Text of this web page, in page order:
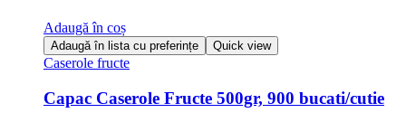
Adaugă în coș
Adaugă în lista cu preferințe Quick view
Caserole fructe
Capac Caserole Fructe 500gr, 900 bucati/cutie